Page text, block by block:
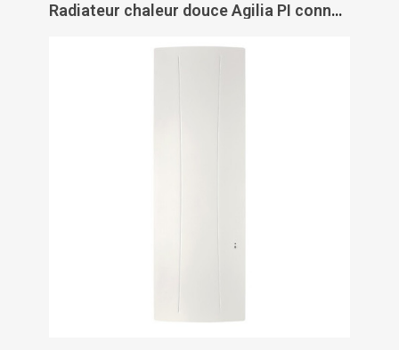
Radiateur chaleur douce Agilia PI connecté vertical - ATLANTIC